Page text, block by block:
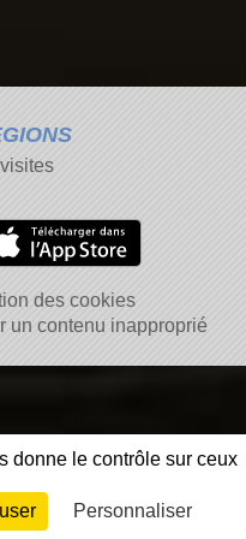
visites
des cookies
un contenu inapproprié
Connexion
donne le contrôle sur ceux
Personnaliser